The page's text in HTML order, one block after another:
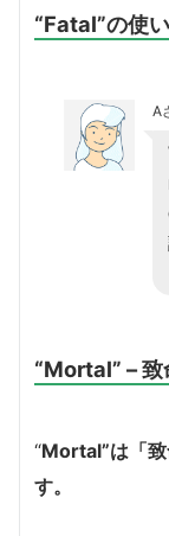
“Fatal”の使
A
“Mortal” – 致
“Mortal”は「
す。